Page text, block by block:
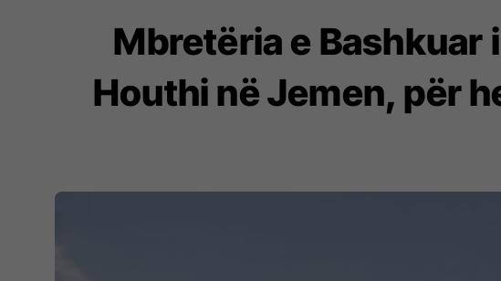
Mbretëria e Bashkuar
Houthi në Jemen, për